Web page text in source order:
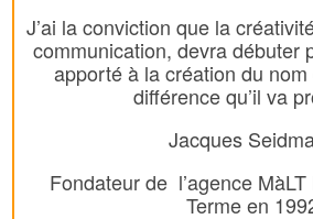
J’ai la conviction que la
communication, devra débuter
apporté à la création du
différence qu’il va
Jacques
Fondateur de l’agence
Terme en